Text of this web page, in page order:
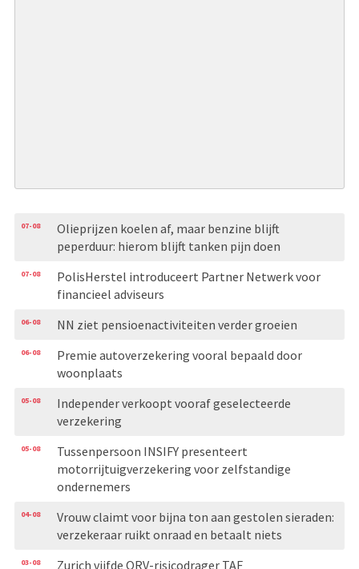
07-08
Olieprijzen koelen af, maar benzine blijft
peperduur: hierom blijft tanken pijn doen
07-08
PolisHerstel introduceert Partner Netwerk voor
financieel adviseurs
06-08 NN ziet pensioenactiviteiten verder groeien
06-08
Premie autoverzekering vooral bepaald door
woonplaats
05-08
Independer verkoopt vooraf geselecteerde
verzekering
05-08
Tussenpersoon INSIFY presenteert
motorrijtuigverzekering voor zelfstandige
ondernemers
04-08
Vrouw claimt voor bijna ton aan gestolen sieraden:
verzekeraar ruikt onraad en betaalt niets
03-08 Zurich vijfde ORV-risicodrager TAF